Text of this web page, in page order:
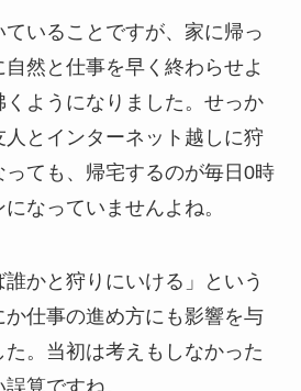
いることですが、家に帰っ
然と仕事を早く終わらせよ
くようになりました。せっか
人とインターネット越しに狩
っても、帰宅するのが毎日0時
なっていませんよね。
誰かと狩りにいける」という
仕事の進め方にも影響を与
。当初は考えもしなかった